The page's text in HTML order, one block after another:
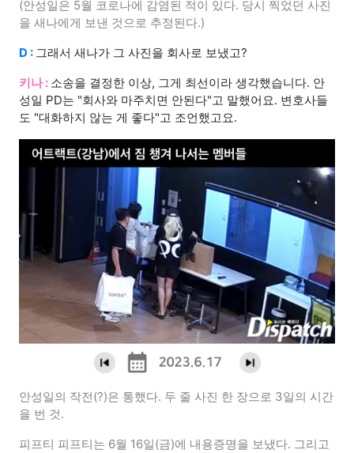
(안성일은 5월 코로나에 감염된 적이 있다. 당시 찍었던 사진
을 새나에게 보낸 것으로 추정된다.)
D : 그래서 새나가 그 사진을 회사로 보냈고?
키나 : 소송을 결정한 이상, 그게 최선이라 생각했습니다. 안
성일 PD는 "회사와 마주치면 안된다"고 말했어요. 변호사들
도 "대화하지 않는 게 좋다"고 조언했고요.
안성일의 작전(?)은 통했다. 두 줄 사진 한 장으로 3일의 시간
을 번 것.
피프티 피프티는 6월 16일(금)에 내용증명을 보냈다. 그리고